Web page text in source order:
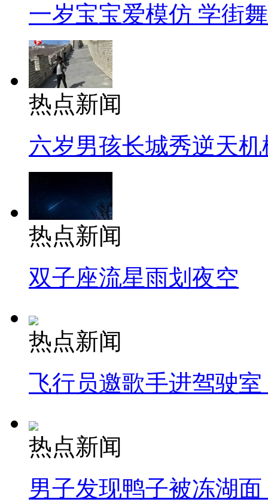
一岁宝宝爱模仿 学街
热点新闻
六岁男孩长城秀逆天机
热点新闻
双子座流星雨划夜空
热点新闻
飞行员邀歌手进驾驶
热点新闻
男子发现鸭子被冻湖